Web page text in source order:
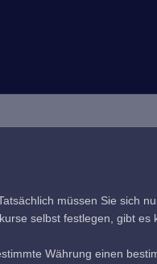
müssen Sie sich
selbst festlegen, gibt
Währung einen